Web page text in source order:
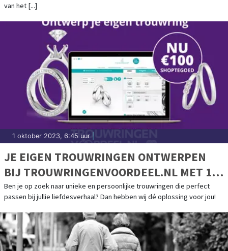
van het [...]
1 oktober 2023, 6:45 uur
JE EIGEN TROUWRINGEN ONTWERPEN
BIJ TROUWRINGENVOORDEEL.NL MET 100
EURO SHOPTEGOED
Ben je op zoek naar unieke en persoonlijke trouwringen die perfect
passen bij jullie liefdesverhaal? Dan hebben wij dé oplossing voor jou!